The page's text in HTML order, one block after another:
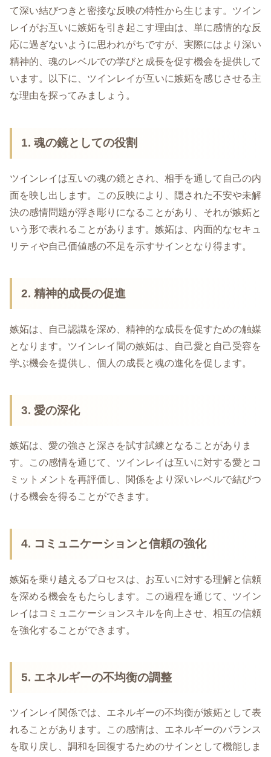
て深い結びつきと密接な反映の特性から生じます。ツイン
レイがお互いに嫉妬を引き起こす理由は、単に感情的な反
応に過ぎないように思われがちですが、実際にはより深い
精神的、魂のレベルでの学びと成長を促す機会を提供して
います。以下に、ツインレイが互いに嫉妬を感じさせる主
な理由を探ってみましょう。
1. 魂の鏡としての役割
ツインレイは互いの魂の鏡とされ、相手を通して自己の内
面を映し出します。この反映により、隠された不安や未解
決の感情問題が浮き彫りになることがあり、それが嫉妬と
いう形で表れることがあります。嫉妬は、内面的なセキュ
リティや自己価値感の不足を示すサインとなり得ます。
2. 精神的成長の促進
嫉妬は、自己認識を深め、精神的な成長を促すための触媒
となります。ツインレイ間の嫉妬は、自己愛と自己受容を
学ぶ機会を提供し、個人の成長と魂の進化を促します。
3. 愛の深化
嫉妬は、愛の強さと深さを試す試練となることがありま
す。この感情を通じて、ツインレイは互いに対する愛とコ
ミットメントを再評価し、関係をより深いレベルで結びつ
ける機会を得ることができます。
4. コミュニケーションと信頼の強化
嫉妬を乗り越えるプロセスは、お互いに対する理解と信頼
を深める機会をもたらします。この過程を通じて、ツイン
レイはコミュニケーションスキルを向上させ、相互の信頼
を強化することができます。
5. エネルギーの不均衡の調整
ツインレイ関係では、エネルギーの不均衡が嫉妬として表
れることがあります。この感情は、エネルギーのバランス
を取り戻し、調和を回復するためのサインとして機能しま